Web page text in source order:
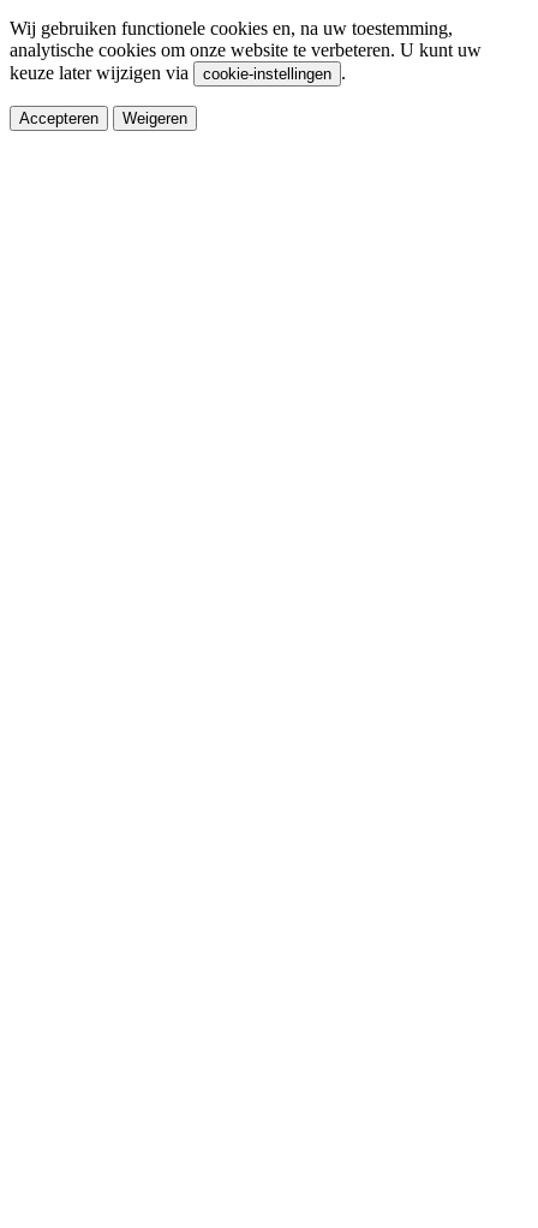
Wij gebruiken functionele cookies en, na uw toestemming,
analytische cookies om onze website te verbeteren. U kunt uw
keuze later wijzigen via
cookie-instellingen .
Accepteren Weigeren